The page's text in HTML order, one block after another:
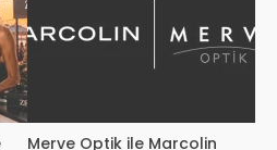
Merve Optik ile Marcolin